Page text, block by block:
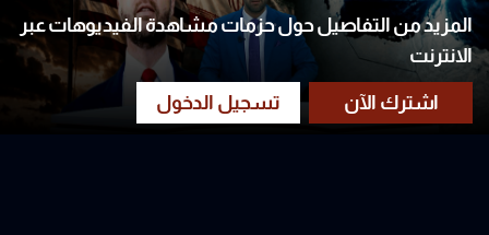
المزيد من التفاصيل حول حزمات مشاهدة الفيديوهات عبر
الانترنت